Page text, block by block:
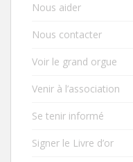
Nous aider
Nous contacter
Voir le grand orgue
Venir à l’association
Se tenir informé
Signer le Livre d’or